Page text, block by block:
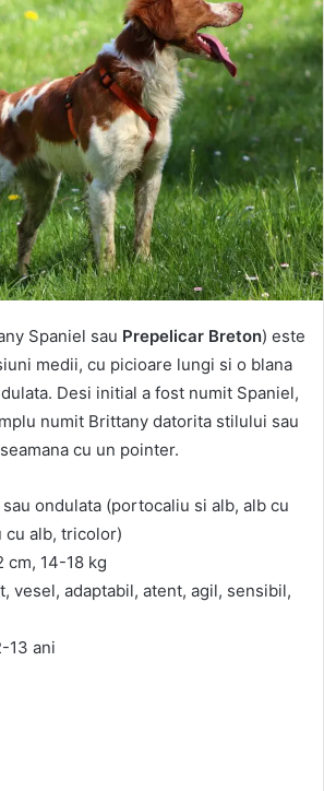
Spaniel sau Prepelicar Breton) este
medii, cu picioare lungi si o blana
Desi initial a fost numit Spaniel,
numit Brittany datorita stilului sau
cu un pointer.
ondulata (portocaliu si alb, alb cu
cu alb, tricolor)
cm, 14-18 kg
vesel, adaptabil, atent, agil, sensibil,
13 ani